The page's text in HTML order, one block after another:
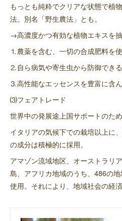
もっとも純粋でクリアな状態で植
法。別名「野生農法」とも。
→高濃度かつ有効な植物エキスを
⒈農薬を含む、一切の合成肥料を
⒉自ら病気や寄生虫から防御でき
⒊高性能なエッセンスを豊富に含
⑶フェアトレード
世界中の発展途上国サポートのため
イタリアの気候下での栽培以上に
の成分は積極的に採用。
アマゾン流域地区、オーストラリ
島、アフリカ地域のうち、486の
使用。それにより、地域社会の経済